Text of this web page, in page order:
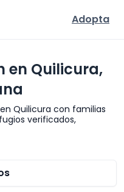
Adopta
en Quilicura,
Quilicura con familias
verificados,